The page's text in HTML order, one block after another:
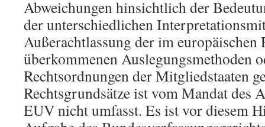
Abweichungen hinsichtlich der
der unterschiedlichen
Außerachtlassung der im europäischen
überkommenen Auslegungsmethoden
Rechtsordnungen der Mitgliedstaaten
Rechtsgrundsätze ist vom Mandat des
EUV nicht umfasst. Es ist vor diesem